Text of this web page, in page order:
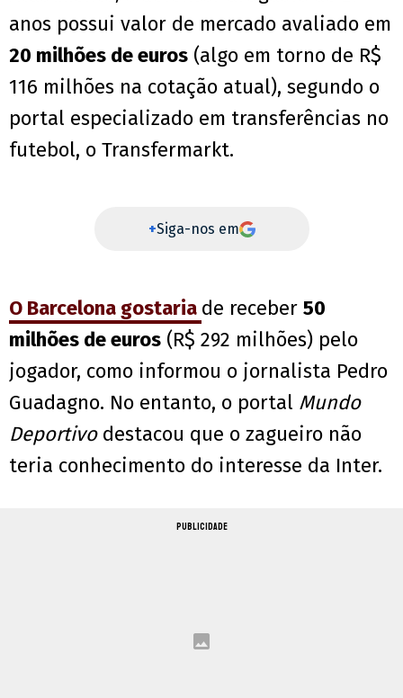
anos possui valor de mercado avaliado em
20 milhões de euros (algo em torno de R$
116 milhões na cotação atual), segundo o
portal especializado em transferências no
futebol, o Transfermarkt.
+Siga-nos em
O Barcelona gostaria de receber 50
milhões de euros (R$ 292 milhões) pelo
jogador, como informou o jornalista Pedro
Guadagno. No entanto, o portal Mundo
Deportivodestacou que o zagueiro não
teria conhecimento do interesse da Inter.
PUBLICIDADE